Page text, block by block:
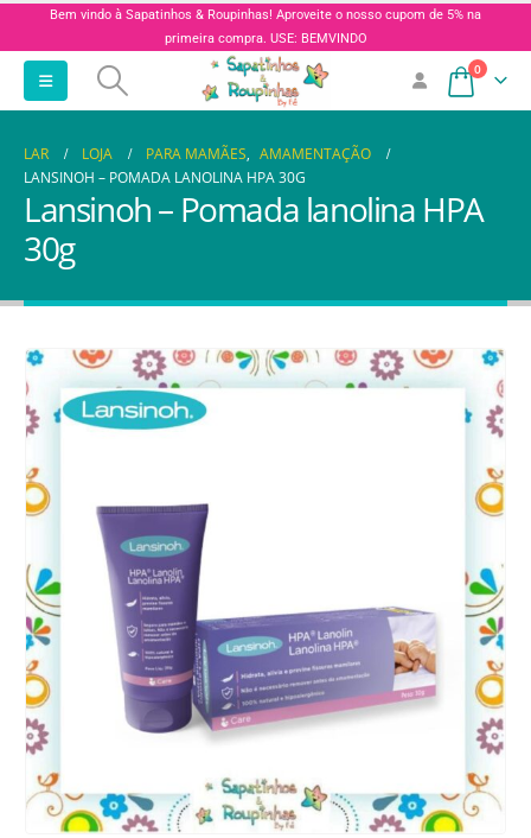
Bem vindo à Sapatinhos & Roupinhas! Aproveite o nosso cupom de 5% na
primeira compra. USE: BEMVINDO
0
LAR LOJA PARA MAMÃES, AMAMENTAÇÃO
LANSINOH – POMADA LANOLINA HPA 30G
Lansinoh – Pomada lanolina HPA
30g